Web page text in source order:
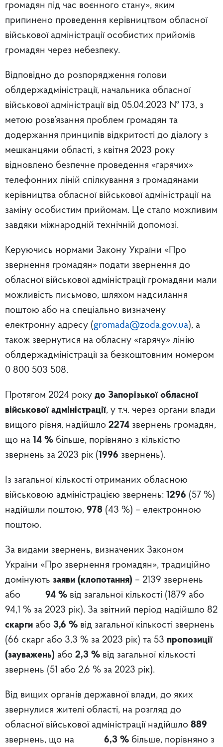
громадян під час воєнного стану», яким
припинено проведення керівництвом обласної
військової адміністрації особистих прийомів
громадян через небезпеку.
Відповідно до розпорядження голови
облдержадміністрації, начальника обласної
військової адміністрації від 05.04.2023 № 173, з
метою розв’язання проблем громадян та
додержання принципів відкритості до діалогу з
мешканцями області, з квітня 2023 року
відновлено безпечне проведення «гарячих»
телефонних ліній спілкування з громадянами
керівництва обласної військової адміністрації на
заміну особистим прийомам. Це стало можливим
завдяки міжнародній технічній допомозі.
Керуючись нормами Закону України «Про
звернення громадян» подати звернення до
обласної військової адміністрації громадяни мали
можливість письмово, шляхом надсилання
поштою або на спеціально визначену
електронну адресу (gromada@zoda.gov.ua), а
також звернутися на обласну «гарячу» лінію
облдержадміністрації за безкоштовним номером
0 800 503 508.
Протягом 2024 року до Запорізької обласної
військової адміністрації, у т.ч. через органи влади
вищого рівня, надійшло 2274 звернень громадян,
що на 14 % більше, порівняно з кількістю
звернень за 2023 рік (1996 звернень).
Із загальної кількості отриманих обласною
військовою адміністрацією звернень: 1296 (57 %)
надійшли поштою, 978 (43 %) – електронною
поштою.
За видами звернень, визначених Законом
України «Про звернення громадян», традиційно
домінують заяви (клопотання) – 2139 звернень
або 94 % від загальної кількості (1879 або
94,1 % за 2023 рік). За звітний період надійшло 82
скарги або 3,6 % від загальної кількості звернень
(66 скарг або 3,3 % за 2023 рік) та 53 пропозиції
(зауважень) або 2,3 % від загальної кількості
звернень (51 або 2,6 % за 2023 рік).
Від вищих органів державної влади, до яких
звернулися жителі області, на розгляд до
обласної військової адміністрації надійшло 889
звернень, що на 6,3 % більше, порівняно з